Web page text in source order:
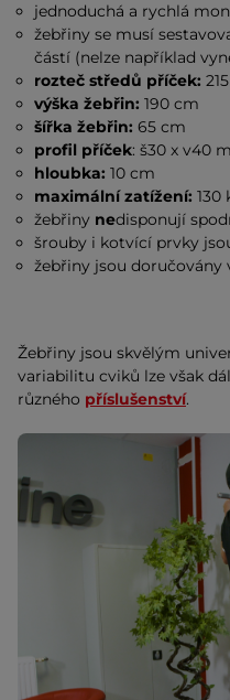
jednoduchá a rychlá
žebřiny se musí
částí (nelze například
rozteč středů příček:
výška žebřin: 190 cm
šířka žebřin: 65 cm
profil příček: š30 x v40
hloubka:10 cm
maximální zatížení: 130
žebřiny nedisponují
šrouby i kotvící prvky
žebřiny jsou doručovány
Žebřiny jsou skvělým
variabilitu cviků lze však
různého příslušenství.